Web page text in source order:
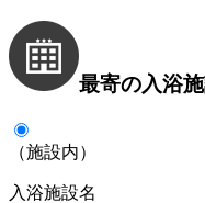
最寄の入浴
（施設内）
入浴施設名